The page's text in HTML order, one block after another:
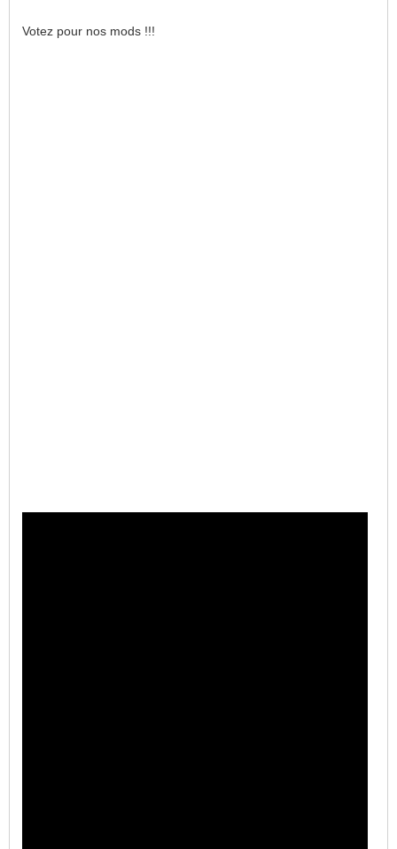
Votez pour nos mods !!!